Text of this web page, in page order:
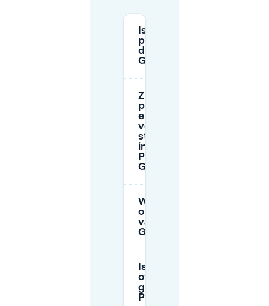
Is er
parkeergelegenheid
direct bij Park am
Gleisdreieck?
Zijn er
parkeervakken
en tijdslimieten
voor
straatparkeren
in de buurt van
Park am
Gleisdreieck?
Wat zijn de
openingstijden
van Parkhaus
Gleisdreieck?
Is
overnachtingsparkeren
gratis in de buurt van
Park am Gleisdreieck?